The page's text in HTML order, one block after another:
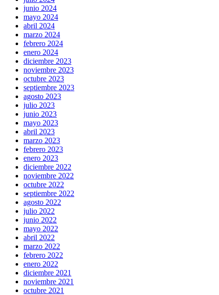
junio 2024
mayo 2024
abril 2024
marzo 2024
febrero 2024
enero 2024
diciembre 2023
noviembre 2023
octubre 2023
septiembre 2023
agosto 2023
julio 2023
junio 2023
mayo 2023
abril 2023
marzo 2023
febrero 2023
enero 2023
diciembre 2022
noviembre 2022
octubre 2022
septiembre 2022
agosto 2022
julio 2022
junio 2022
mayo 2022
abril 2022
marzo 2022
febrero 2022
enero 2022
diciembre 2021
noviembre 2021
octubre 2021